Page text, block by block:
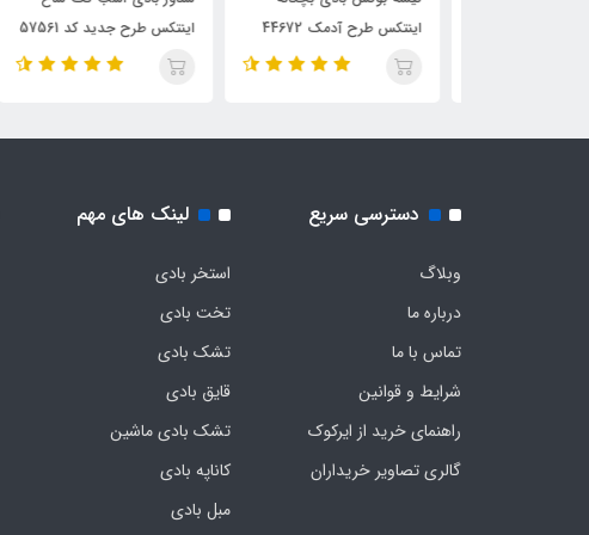
اینتکس طرح آدمک 44672
اینتکس طرح جدید کد 57561
دسترسی سریع
وبلاگ
درباره ما
تماس با ما
شرایط و قوانین
راهنمای خرید از ایرکوک
گالری تصاویر خریداران
لینک های مهم
استخر بادی
تخت بادی
تشک بادی
قایق بادی
تشک بادی ماشین
کاناپه بادی
مبل بادی